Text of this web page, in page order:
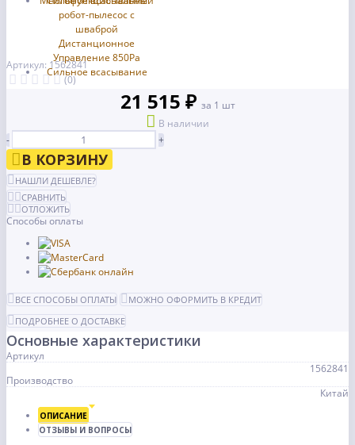
Артикул: 1562841
(0)
21 515 ₽ за 1 шт
В наличии
-
+
В КОРЗИНУ
НАШЛИ ДЕШЕВЛЕ?
СРАВНИТЬ
ОТЛОЖИТЬ
Способы оплаты
ВСЕ СПОСОБЫ ОПЛАТЫ
МОЖНО ОФОРМИТЬ В КРЕДИТ
ПОДРОБНЕЕ О ДОСТАВКЕ
Основные характеристики
Артикул
1562841
Производство
Китай
ОПИСАНИЕ
ОТЗЫВЫ И ВОПРОСЫ